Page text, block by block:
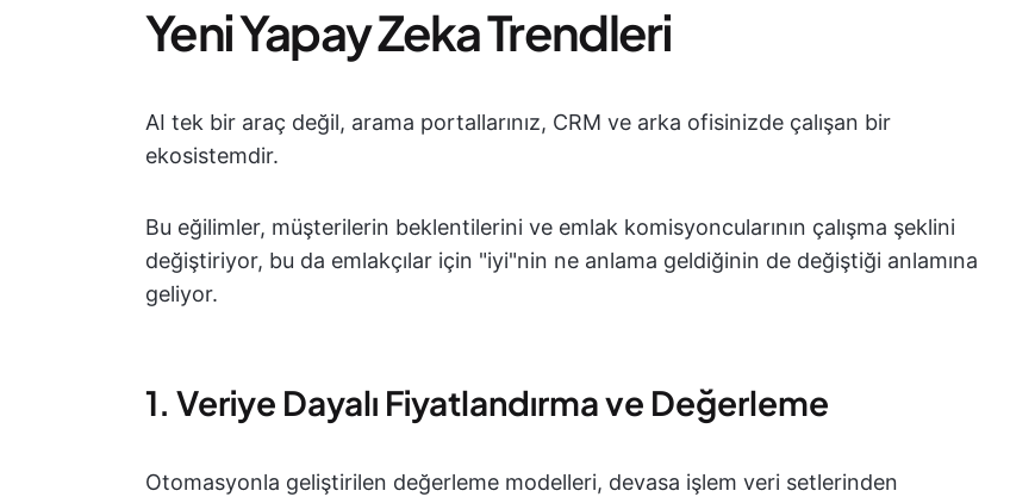
Yeni Yapay Zeka Trendleri
AI tek bir araç değil, arama portallarınız, CRM ve arka ofisinizde çalışan bir
ekosistemdir.
Bu eğilimler, müşterilerin beklentilerini ve emlak komisyoncularının çalışma şeklini
değiştiriyor, bu da emlakçılar için "iyi"nin ne anlama geldiğinin de değiştiği anlamına
geliyor.
1. Veriye Dayalı Fiyatlandırma ve Değerleme
Otomasyonla geliştirilen değerleme modelleri, devasa işlem veri setlerinden